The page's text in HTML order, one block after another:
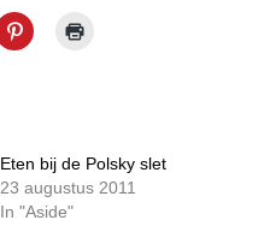
Eten bij de Polsky slet
23 augustus 2011
In "Aside"